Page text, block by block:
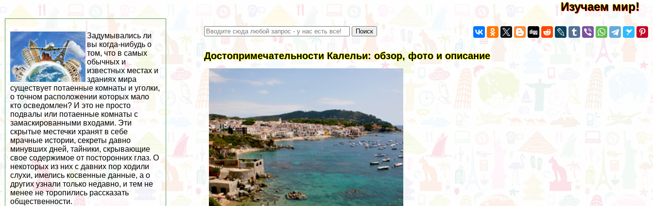
Изучаем мир!
Достопримечательности Калельи: обзор, фото и описание
Задумывались ли
вы когда-нибудь о
том, что в самых
обычных и
известных местах и
зданиях мира
существует потаенные комнаты и уголки,
о точном расположении которых мало
кто осведомлен? И это не просто
подвалы или потаенные комнаты с
замаскированными входами. Эти
скрытые местечки хранят в себе
мрачные истории, секреты давно
минувших дней, тайники, скрывающие
свое содержимое от посторонних глаз. О
некоторых из них с давних пор ходили
слухи, имелись косвенные данные, а о
других узнали только недавно, и тем не
менее не торопились рассказать
общественности.